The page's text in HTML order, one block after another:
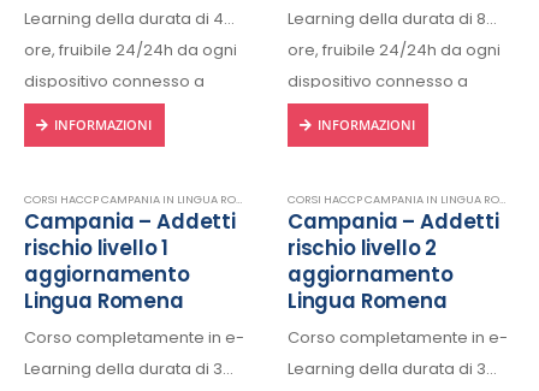
Learning della durata di 4
ore, fruibile 24/24h da ogni
dispositivo connesso a
Rilascio regolare attestato a
univoco di riconscimento.
INFORMAZIONI
Learning della durata di 8
ore, fruibile 24/24h da ogni
dispositivo connesso a
Rilascio regolare attestato a
univoco di riconscimento.
INFORMAZIONI
CORSI HACCP CAMPANIA IN LINGUA ROMENA E-LEARNING,FORMAZIONE HACCP IN LINGUA
Campania – Addetti
rischio livello 1
aggiornamento
Lingua Romena
Corso completamente in e-
Learning della durata di 3
CORSI HACCP CAMPANIA IN LINGUA ROMENA
Campania – Addetti
rischio livello 2
aggiornamento
Lingua Romena
Corso completamente in e-
Learning della durata di 3